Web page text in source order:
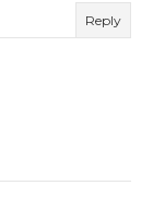
Reply